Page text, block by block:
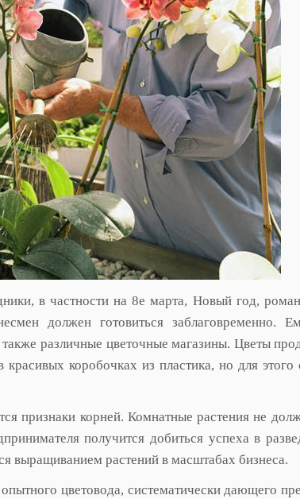
в частности на 8е марта, Новый год,
должен готовиться заблаговременно.
также различные цветочные магазины. Цветы
коробочках из пластика, но для этого
признаки корней. Комнатные растения не
получится добиться успеха в
выращиванием растений в масштабах бизнеса.
цветовода, систематически дающего